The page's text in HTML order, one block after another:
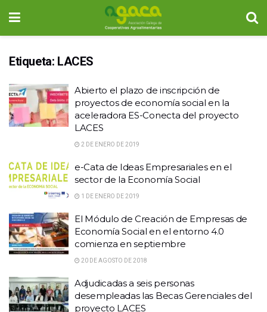
Etiqueta: LACES
Abierto el plazo de inscripción de
proyectos de economía social en la
aceleradora ES-Conecta del proyecto
LACES
2 DE ENERO DE 2019
e-Cata de Ideas Empresariales en el
sector de la Economía Social
1 DE ENERO DE 2019
El Módulo de Creación de Empresas de
Economía Social en el entorno 4.0
comienza en septiembre
20 DE AGOSTO DE 2018
Adjudicadas a seis personas
desempleadas las Becas Gerenciales del
proyecto LACES